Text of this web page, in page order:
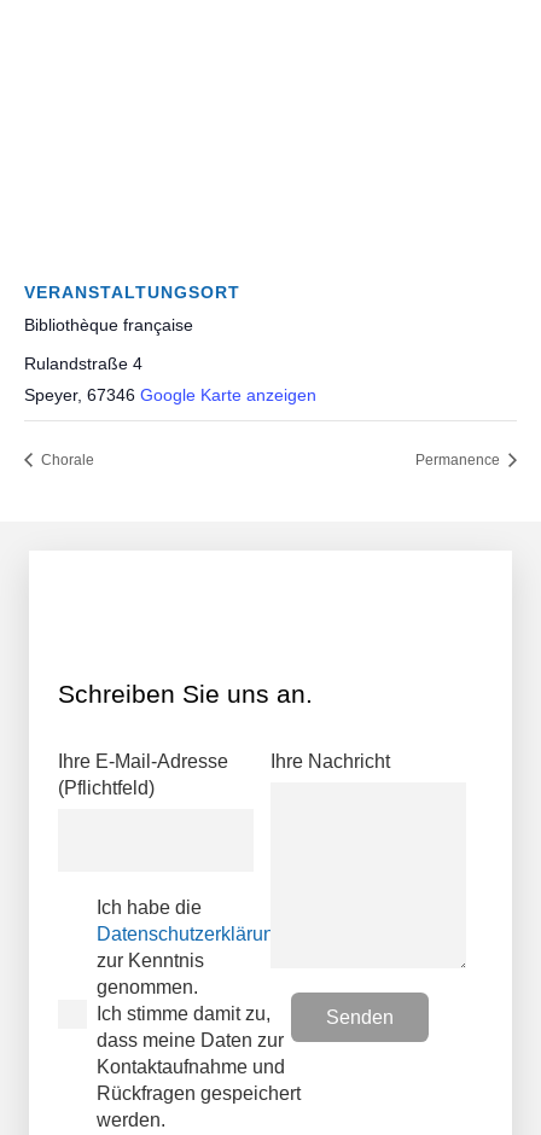
VERANSTALTUNGSORT
Bibliothèque française
Rulandstraße 4
Speyer, 67346 Google Karte anzeigen
Chorale Permanence
Schreiben Sie uns an.
Ihre E-Mail-Adresse
(Pflichtfeld)
Ich habe die
Datenschutzerklärungen
zur Kenntnis
genommen.
Ich stimme damit zu,
dass meine Daten zur
Kontaktaufnahme und
Rückfragen gespeichert
werden.
Ihre Nachricht